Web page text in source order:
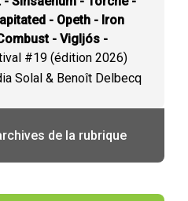
- Opeth - Iron
- Vigljós -
#19 (édition 2026)
Solal & Benoît Delbecq
de la rubrique